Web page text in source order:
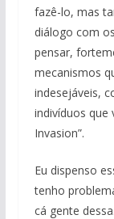
fazê-lo, mas
diálogo com
pensar,
mecanismos
indesejáveis,
indivíduos que
Invasion”.
Eu dispenso
tenho
cá gente